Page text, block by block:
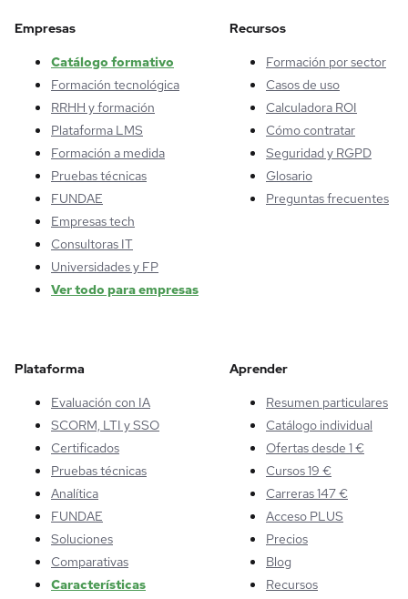
Empresas
Catálogo formativo
Formación tecnológica
RRHH y formación
Plataforma LMS
Formación a medida
Pruebas técnicas
FUNDAE
Empresas tech
Consultoras IT
Universidades y FP
Ver todo para empresas
Recursos
Formación por sector
Casos de uso
Calculadora ROI
Cómo contratar
Seguridad y RGPD
Glosario
Preguntas frecuentes
Plataforma
Evaluación con IA
SCORM, LTI y SSO
Certificados
Pruebas técnicas
Analítica
FUNDAE
Soluciones
Comparativas
Características
Aprender
Resumen particulares
Catálogo individual
Ofertas desde 1 €
Cursos 19 €
Carreras 147 €
Acceso PLUS
Precios
Blog
Recursos